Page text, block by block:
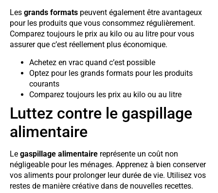
Les grands formats peuvent également être avantageux
pour les produits que vous consommez régulièrement.
Comparez toujours le prix au kilo ou au litre pour vous
assurer que c’est réellement plus économique.
Achetez en vrac quand c’est possible
Optez pour les grands formats pour les produits
courants
Comparez toujours les prix au kilo ou au litre
Luttez contre le gaspillage
alimentaire
Le gaspillage alimentaire représente un coût non
négligeable pour les ménages. Apprenez à bien conserver
vos aliments pour prolonger leur durée de vie. Utilisez vos
restes de manière créative dans de nouvelles recettes.